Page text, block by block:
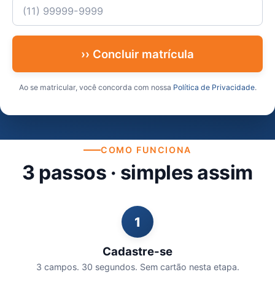
›› Concluir matrícula
Ao se matricular, você concorda com nossa Política de Privacidade.
COMO FUNCIONA
3 passos · simples assim
1
Cadastre-se
3 campos. 30 segundos. Sem cartão nesta etapa.